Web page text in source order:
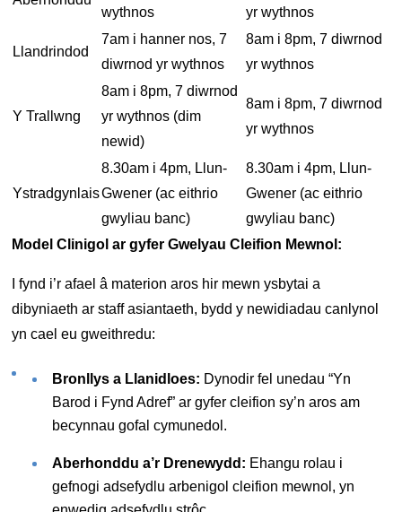
wythnos
yr wythnos
Llandrindod
7am i hanner nos, 7
diwrnod yr wythnos
8am i 8pm, 7 diwrnod
yr wythnos
Y Trallwng
8am i 8pm, 7 diwrnod
yr wythnos (dim
newid)
8am i 8pm, 7 diwrnod
yr wythnos
Ystradgynlais
8.30am i 4pm, Llun-
Gwener (ac eithrio
gwyliau banc)
8.30am i 4pm, Llun-
Gwener (ac eithrio
gwyliau banc)
Model Clinigol ar gyfer Gwelyau Cleifion Mewnol:
I fynd i’r afael â materion aros hir mewn ysbytai a
dibyniaeth ar staff asiantaeth, bydd y newidiadau canlynol
yn cael eu gweithredu:
Bronllys a Llanidloes: Dynodir fel unedau “Yn
Barod i Fynd Adref” ar gyfer cleifion sy’n aros am
becynnau gofal cymunedol.
Aberhonddu a’r Drenewydd: Ehangu rolau i
gefnogi adsefydlu arbenigol cleifion mewnol, yn